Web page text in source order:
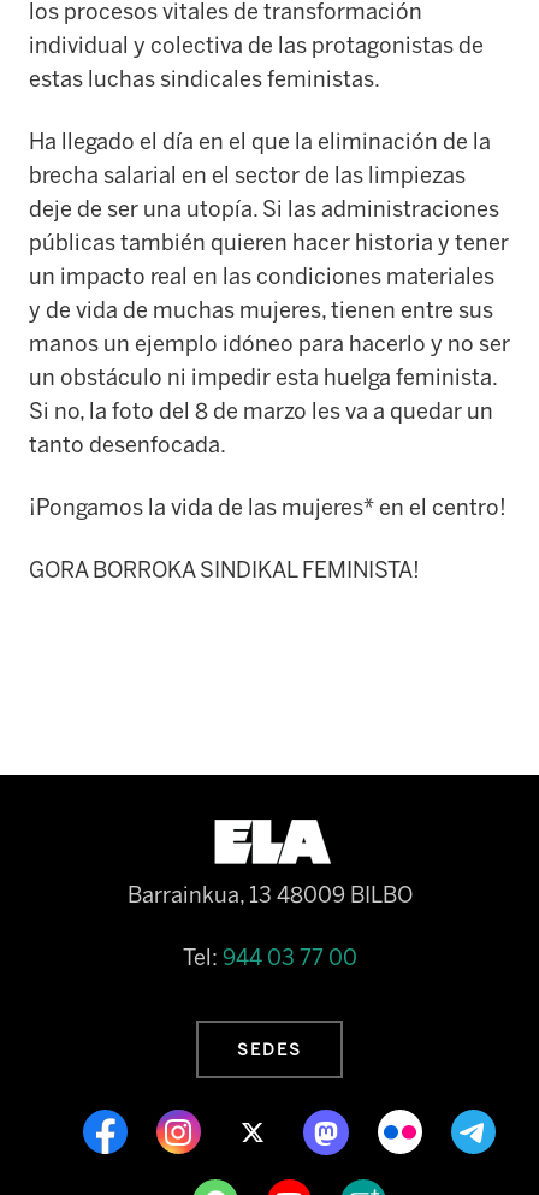
los procesos vitales de transformación
individual y colectiva de las protagonistas de
estas luchas sindicales feministas.
Ha llegado el día en el que la eliminación de la
brecha salarial en el sector de las limpiezas
deje de ser una utopía. Si las administraciones
públicas también quieren hacer historia y tener
un impacto real en las condiciones materiales
y de vida de muchas mujeres, tienen entre sus
manos un ejemplo idóneo para hacerlo y no ser
un obstáculo ni impedir esta huelga feminista.
Si no, la foto del 8 de marzo les va a quedar un
tanto desenfocada.
¡Pongamos la vida de las mujeres* en el centro!
GORA BORROKA SINDIKAL FEMINISTA!
Barrainkua, 13 48009 BILBO
Tel: 944 03 77 00
SEDES